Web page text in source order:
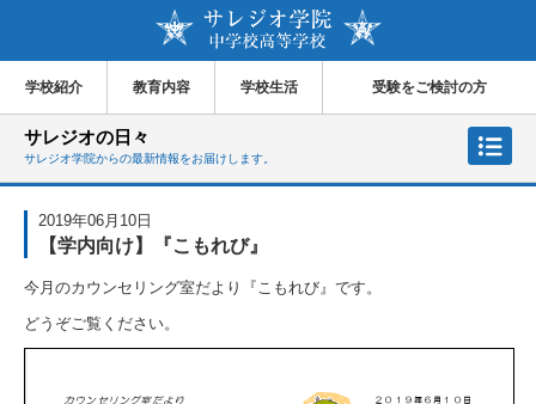
学校紹介 教育内容 学校生活 受験をご検討の方
サレジオの日々
サレジオ学院からの最新情報をお届けします。
2019年06月10日
【学内向け】『こもれび』
今月のカウンセリング室だより『こもれび』です。
どうぞご覧ください。